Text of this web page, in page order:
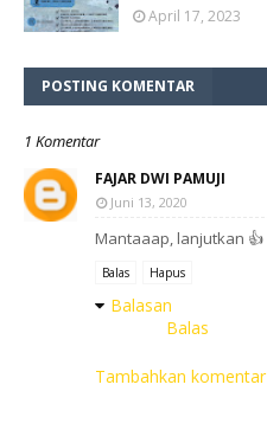
April 17, 2023
POSTING KOMENTAR
1 Komentar
FAJAR DWI PAMUJI
Juni 13, 2020
Mantaaap, lanjutkan 👍
Balas Hapus
Balasan
Balas
Tambahkan komentar